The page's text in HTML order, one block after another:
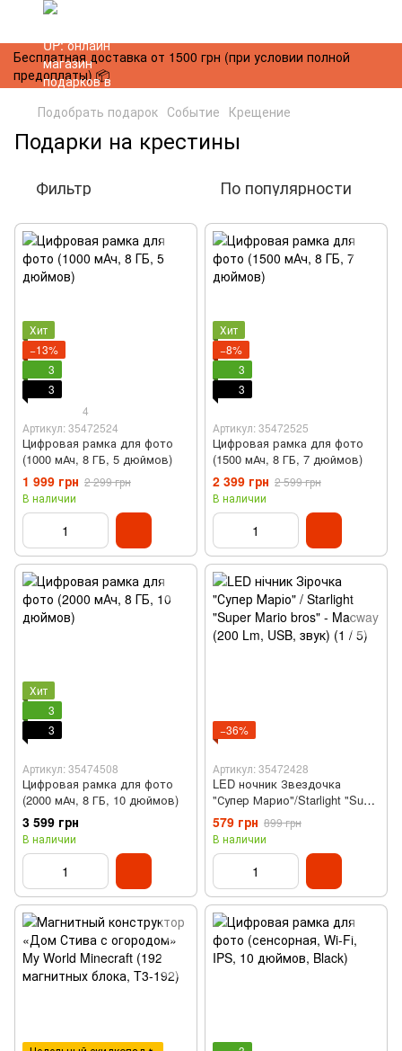
Бесплатная доставка от 1500 грн (при условии полной
предоплаты) 📦
Подобрать подарок Событие Крещение
Подарки на крестины
Фильтр По популярности
Хит
−13%
3
3
4
Артикул: 35472524
Цифровая рамка для фото
(1000 мАч, 8 ГБ, 5 дюймов)
1 999 грн 2 299 грн
В наличии
Хит
−8%
3
3
Артикул: 35472525
Цифровая рамка для фото
(1500 мАч, 8 ГБ, 7 дюймов)
2 399 грн 2 599 грн
В наличии
Хит
3
3
Артикул: 35474508
Цифровая рамка для фото
(2000 мАч, 8 ГБ, 10 дюймов)
3 599 грн
В наличии
−36%
Артикул: 35472428
LED ночник Звездочка
"Супер Марио"/Starlight "Super
Mario" (200 Lm, USB, звук)
579 грн 899 грн
В наличии